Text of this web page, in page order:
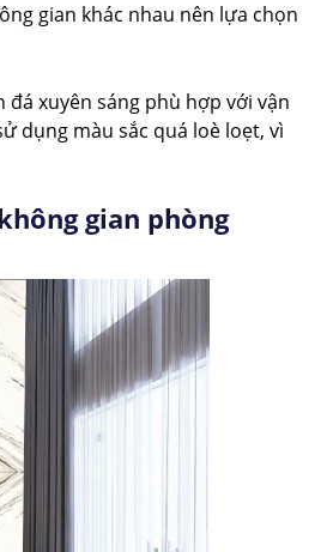
gian khác nhau nên lựa chọn
xuyên sáng phù hợp với vận
dụng màu sắc quá loè loẹt, vì
gian phòng